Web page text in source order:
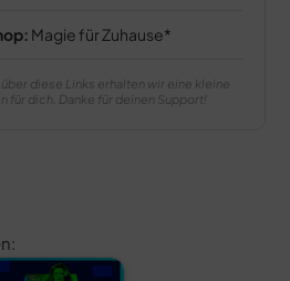
Magie für Zuhause
diese Links erhalten wir eine kleine
für dich. Danke für deinen Support!